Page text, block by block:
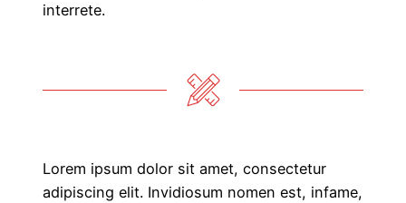
interrete.
Lorem ipsum dolor sit amet, consectetur
adipiscing elit. Invidiosum nomen est, infame,